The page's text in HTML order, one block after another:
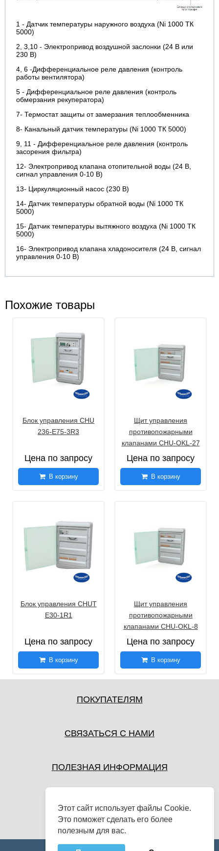
1 - Датчик температуры наружного воздуха (Ni 1000 ТК
5000)
2, 3,10 - Электропривод воздушной заслонки (24 В или
230 В)
4, 6 -Дифференциальное реле давления (контроль
работы вентилятора)
5 - Дифференциальное реле давления (контроль
обмерзания рекуператора)
7- Термостат защиты от замерзания теплообменника
8- Канальный датчик температуры (Ni 1000 ТК 5000)
9, 11 - Дифференциальное реле давления (контроль
засорения фильтра)
12- Электропривод клапана отопительной воды (24 В,
сигнал управления 0-10 В)
13- Циркуляционный насос (230 В)
14- Датчик температуры обратной воды (Ni 1000 ТК
5000)
15- Датчик температуры вытяжного воздуха (Ni 1000 ТК
5000)
16- Электропривод клапана хладоносителя (24 В, сигнал
управления 0-10 В)
Похожие товары
Блок управления CHU
236-Е75-3R3
Цена по запросу
В корзину
Щит управления
противопожарными
клапанами CHU-OKL-27
Цена по запросу
В корзину
Блок управления CHUT
E30-1R1
Цена по запросу
В корзину
Щит управления
противопожарными
клапанами CHU-OKL-8
Цена по запросу
В корзину
ПОКУПАТЕЛЯМ
СВЯЗАТЬСЯ С НАМИ
ПОЛЕЗНАЯ ИНФОРМАЦИЯ
Этот сайт использует файлы Cookie.
Это поможет сделать его более
полезным для вас.